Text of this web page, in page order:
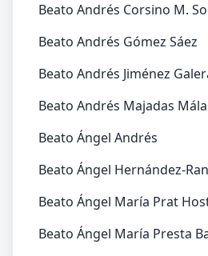
Beato Andrés Corsino M.
Beato Andrés Gómez Sáez
Beato Andrés Jiménez
Beato Andrés Majadas
Beato Ángel Andrés
Beato Ángel Hernández-
Beato Ángel María Prat
Beato Ángel María Presta